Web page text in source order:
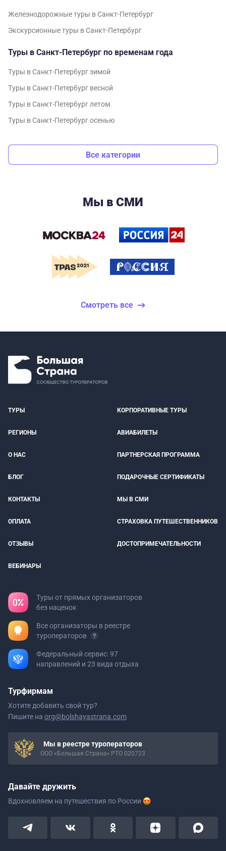
Железнодорожные туры в Санкт-Петербург
Экскурсионные туры в Санкт-Петербург
Туры в Санкт-Петербург по временам года
Туры в Санкт-Петербург зимой
Туры в Санкт-Петербург весной
Туры в Санкт-Петербург летом
Туры в Санкт-Петербург осенью
Все категории
Мы в СМИ
Смотреть все
ТУРЫ КОРПОРАТИВНЫЕ ТУРЫ
РЕГИОНЫ АВИАБИЛЕТЫ
О НАС ПАРТНЕРСКАЯ ПРОГРАММА
БЛОГ ПОДАРОЧНЫЕ СЕРТИФИКАТЫ
КОНТАКТЫ МЫ В СМИ
ОПЛАТА СТРАХОВКА ПУТЕШЕСТВЕННИКОВ
ОТЗЫВЫ ДОСТОПРИМЕЧАТЕЛЬНОСТИ
ВЕБИНАРЫ
Туры от прямых организаторов
без наценок
Все организаторы в реестре
туроператоров
Федеральный сервис: 97
направлений и 23 вида отдыха
Турфирмам
Хотите добавить свой тур?
Пишите на org@bolshayastrana.com
Мы в реестре туроператоров
ООО «Большая Страна» РТО 020723
Давайте дружить
Вдохновляем на путешествия по России